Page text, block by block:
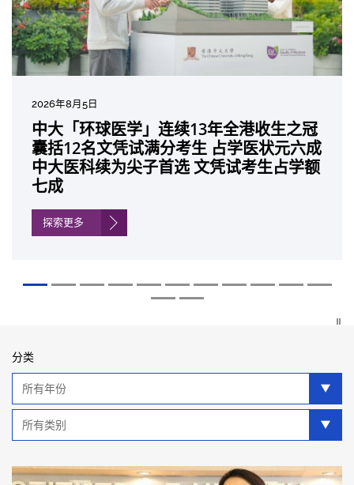
2026年8月5日
中大「环球医学」连续13年全港收生之冠
囊括12名文凭试满分考生 占学医状元六成
中大医科续为尖子首选 文凭试考生占学额
七成
探索更多
2026年7月10日
中大研发「AI-OCT」系统助测糖尿黄斑水
肿 假阳性转介个案锐减六成 缩短患者轮
候诊症时间
2026年7月10日
中大黄秀娟教授获颁中国工程界最高荣誉
「光华工程科技奖」 成为今届医药衞生领
域唯一香港学者
2026年7月7日
中大新设「香港中文大学凤凰奖学金」嘉
许公开试状元 鼓励学医状元走出课堂放眼
世界 装备21世纪妙手仁医
2026年6月29日
中大全新一站式PGT-Plus方案 精准辨识
传统检测中复杂基因异常「盲点」 降低人
工受孕流产及异常妊娠风险
2026年6月22日
中大发现青光眼治疗新靶点 小鼠实验证实
可恢复七成视力 有助开创崭新神经保护疗
法
2026年6月17日
中大成功拆解肝癌免疫治疗耐药性机制 揭
一种免疫细胞具「除废喂食」新功能助癌
细胞耐药性
2026年6月10日
中大与多名全球专家共同牵头跨国肺癌研
究 逾半晚期ALK阳性肺癌病人七年无恶化
因特定基因异常而引起的肺癌有望变成
「慢性病」 患者可与病共存
探索更多
2026年6月5日
中大教授陈重娥获颁「清野裕杰出领袖
奖」 成为本港首名学者荣膺亚洲糖尿病教
研最高荣誉
2026年6月2日
中大汇聚逾200位区域专家 探讨私人医疗
保险如何推动全民健康覆盖
探索更多
2026年5月19日
中大张源津医生成首位亚洲研究员 荣获国
际泌尿科权威奖项John K. Lattimer 讲座
奖
2026年5月14日
中大取得「从实验室到临床应用」研究突
破 初步证实GLP-1药物可改善严重中风康
复情况
分类
类
类